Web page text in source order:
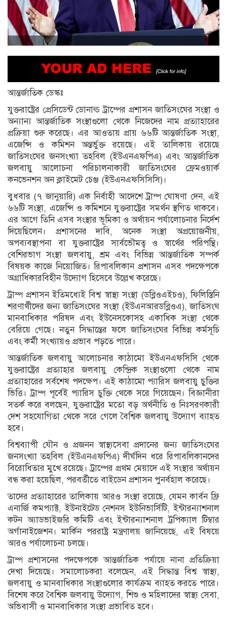
আন্তর্জাতিক ডেস্কঃ
যুক্তরাষ্ট্রের প্রেসিডেন্ট ডোনাল্ড ট্রাম্পের প্রশাসন জাতিসংঘের সংস্থা ও
অন্যান্য আন্তর্জাতিক সংস্থাগুলো থেকে নিজেদের নাম প্রত্যাহারের
প্রক্রিয়া শুরু করেছে। এর আওতায় প্রায় ৬৬টি আন্তর্জাতিক সংস্থা,
এজেন্সি ও কমিশন অন্তর্ভুক্ত রয়েছে। এই তালিকায় রয়েছে
জাতিসংঘের জনসংখ্যা তহবিল (ইউএনএফপিএ) এবং আন্তর্জাতিক
জলবায়ু আলোচনা পরিচালনাকারী জাতিসংঘের ফ্রেমওয়ার্ক
কনভেনশন অন ক্লাইমেট চেঞ্জ (ইউএনএফসিসিসি)।
বুধবার (৭ জানুয়ারি) এক নির্বাহী আদেশে ট্রাম্প ঘোষণা দেন, এই
৬৬টি সংস্থা, এজেন্সি ও কমিশনে যুক্তরাষ্ট্রের সমর্থন স্থগিত থাকবে।
এর আগে তিনি এসব সংস্থার ভূমিকা ও অর্থায়ন পর্যালোচনার নির্দেশ
দিয়েছিলেন। প্রশাসনের দাবি, অনেক সংস্থা অপ্রয়োজনীয়,
অপব্যবস্থাপনা বা যুক্তরাষ্ট্রের সার্বভৌমত্ব ও স্বার্থের পরিপন্থি।
বেশিরভাগ সংস্থা জলবায়ু, শ্রম এবং বিভিন্ন আন্তর্জাতিক সম্পর্ক
বিষয়ক কাজে নিয়োজিত। রিপাবলিকান প্রশাসন এসব পদক্ষেপকে
অগ্রাধিকারবিহীন উদ্যোগ হিসেবে উল্লেখ করেছে।
ট্রাম্প প্রশাসন ইতিমধ্যেই বিশ্ব স্বাস্থ্য সংস্থা (ডব্লিওএইচও), ফিলিস্তিনি
শরণার্থীদের জন্য জাতিসংঘের সংস্থা (ইউএনআরডব্লিওএ), জাতিসংঘ
মানবাধিকার পরিষদ এবং ইউনেসকোসহ একাধিক সংস্থা থেকে
বেরিয়ে গেছে। নতুন সিদ্ধান্তের ফলে জাতিসংঘের বিভিন্ন কর্মসূচি
এবং কর্মী সংখ্যায়ও প্রভাব পড়তে পারে।
আন্তর্জাতিক জলবায়ু আলোচনার কাঠামো ইউএনএফসিসি থেকে
যুক্তরাষ্ট্রের প্রত্যাহার জলবায়ু কেন্দ্রিক সংস্থাগুলো থেকে নাম
প্রত্যাহারের সর্বশেষ পদক্ষেপ। এই কাঠামো প্যারিস জলবায়ু চুক্তির
ভিত্তি। ট্রাম্প পূর্বেই প্যারিস চুক্তি থেকে সরে গিয়েছেন। বিজ্ঞানীরা
সতর্ক করে বলছেন, যুক্তরাষ্ট্রের মতো বড় অর্থনীতি ও নিঃসরণকারী
দেশ সহযোগিতা থেকে সরে গেলে বৈশ্বিক জলবায়ু উদ্যোগ ব্যাহত
হবে।
বিশ্বব্যাপী যৌন ও প্রজনন স্বাস্থ্যসেবা প্রদানের জন্য জাতিসংঘের
জনসংখ্যা তহবিল (ইউএনএফপিএ) দীর্ঘদিন ধরে রিপাবলিকানদের
বিরোধিতার মুখে রয়েছে। ট্রাম্পের প্রথম মেয়াদে এই সংস্থার অর্থায়ন
বন্ধ করা হয়েছিল, পরবর্তীতে বাইডেন প্রশাসন পুনর্বহাল করেছে।
তাদের প্রত্যাহারের তালিকায় আরও সংস্থা রয়েছে, যেমন কার্বন ফ্রি
এনার্জি কমপ্যাক্ট, ইউনাইটেড নেশনস ইউনিভার্সিটি, ইন্টারন্যাশনাল
কটন অ্যাডভাইজরি কমিটি এবং ইন্টারন্যাশনাল ট্রপিক্যাল টিম্বার
অর্গানাইজেশন। মার্কিন পররাষ্ট্র মন্ত্রণালয় জানিয়েছে, এই বিষয়ে
আরও পর্যালোচনা চলছে।
ট্রাম্প প্রশাসনের পদক্ষেপকে আন্তর্জাতিক পর্যায়ে নানা প্রতিক্রিয়া
দেখা দিয়েছে। সমালোচকরা বলেছেন, এই সিদ্ধান্ত বিশ্ব স্বাস্থ্য,
জলবায়ু ও মানবাধিকার সংস্থাগুলোর কার্যক্রম ব্যাহত করতে পারে।
বিশেষ করে বৈশ্বিক জলবায়ু উদ্যোগ, শিশু ও মহিলাদের স্বাস্থ্য সেবা,
অভিবাসী ও মানবাধিকার সংস্থা প্রভাবিত হবে।